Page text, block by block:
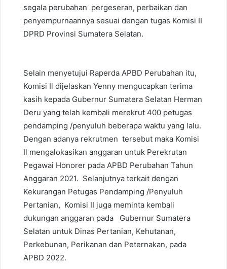
segala perubahan pergeseran, perbaikan dan
penyempurnaannya sesuai dengan tugas Komisi II
DPRD Provinsi Sumatera Selatan.
Selain menyetujui Raperda APBD Perubahan itu,
Komisi Il dijelaskan Yenny mengucapkan terima
kasih kepada Gubernur Sumatera Selatan Herman
Deru yang telah kembali merekrut 400 petugas
pendamping /penyuluh beberapa waktu yang lalu.
Dengan adanya rekrutmen tersebut maka Komisi
Il mengalokasikan anggaran untuk Perekrutan
Pegawai Honorer pada APBD Perubahan Tahun
Anggaran 2021. Selanjutnya terkait dengan
Kekurangan Petugas Pendamping /Penyuluh
Pertanian, Komisi II juga meminta kembali
dukungan anggaran pada Gubernur Sumatera
Selatan untuk Dinas Pertanian, Kehutanan,
Perkebunan, Perikanan dan Peternakan, pada
APBD 2022.